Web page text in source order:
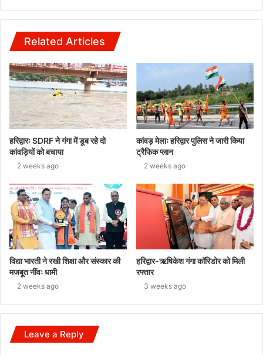
Related Articles
हरिद्वारः SDRF ने गंगा में डूब रहे दो
कांवड़ियों को बचाया
2 weeks ago
कांवड़ मेलाः हरिद्वार पुलिस ने जारी किया
ट्रैफिक प्लान
2 weeks ago
विद्या भारती ने रखी शिक्षा और संस्कार की
मजबूत नींवः धामी
2 weeks ago
हरिद्वार-ऋषिकेश गंगा कॉरिडोर को मिली
रफ्तार
3 weeks ago
Leave a Reply